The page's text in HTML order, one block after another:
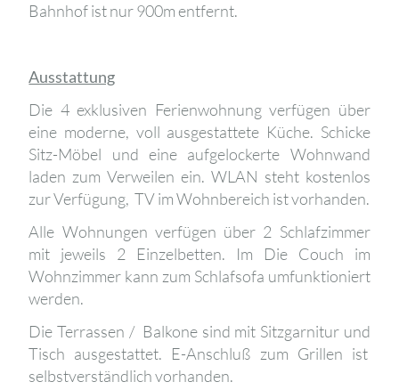
Bahnhof ist nur 900m entfernt.
Ausstattung
Die 4 exklusiven Ferienwohnung verfügen über
eine moderne, voll ausgestattete Küche. Schicke
Sitz-Möbel und eine aufgelockerte Wohnwand
laden zum Verweilen ein. WLAN steht kostenlos
zur Verfügung, TV im Wohnbereich ist vorhanden.
Alle Wohnungen verfügen über 2 Schlafzimmer
mit jeweils 2 Einzelbetten. Im Die Couch im
Wohnzimmer kann zum Schlafsofa umfunktioniert
werden.
Die Terrassen / Balkone sind mit Sitzgarnitur und
Tisch ausgestattet. E-Anschluß zum Grillen ist
selbstverständlich vorhanden.